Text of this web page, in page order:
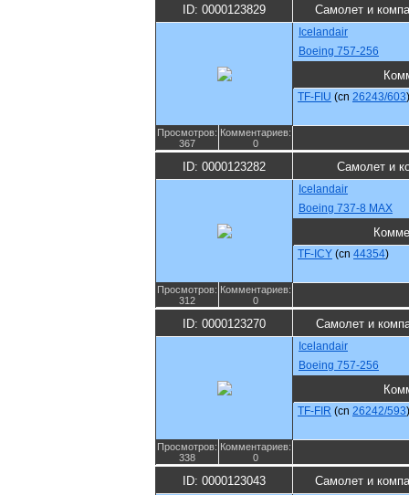
ID: 0000123829 Самолет и
Icelandair
Boeing 757-256
TF-FIU (cn 26243/603)
Просмотров:
367
Комментариев:
0
ID: 0000123282 Самолет и
Icelandair
Boeing 737-8 MAX
TF-ICY (cn 44354)
Просмотров:
312
Комментариев:
0
ID: 0000123270 Самолет и
Icelandair
Boeing 757-256
TF-FIR (cn 26242/593)
Просмотров:
338
Комментариев:
0
ID: 0000123043 Самолет и